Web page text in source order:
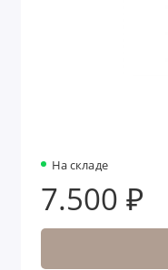
На складе
7.500 ₽